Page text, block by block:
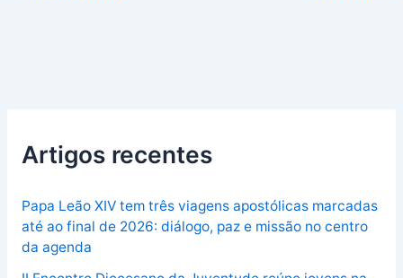
Artigos recentes
Papa Leão XIV tem três viagens apostólicas marcadas
até ao final de 2026: diálogo, paz e missão no centro
da agenda